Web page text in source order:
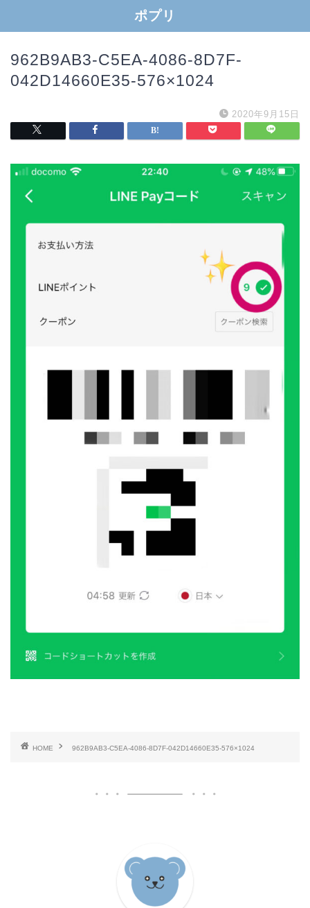
ポプリ
962B9AB3-C5EA-4086-8D7F-
042D14660E35-576×1024
2020年9月15日
HOME 962B9AB3-C5EA-4086-8D7F-042D14660E35-576×1024